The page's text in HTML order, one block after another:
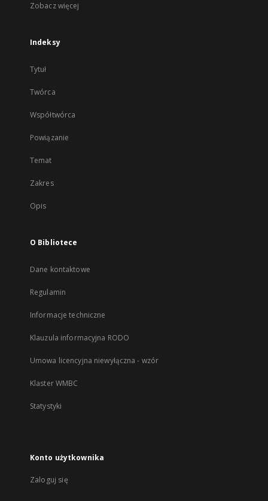
Zobacz więcej
Indeksy
Tytuł
Twórca
Współtwórca
Powiązanie
Temat
Zakres
Opis
O Bibliotece
Dane kontaktowe
Regulamin
Informacje techniczne
Klauzula informacyjna RODO
Umowa licencyjna niewyłączna - wzór
Klaster WMBC
Statystyki
Konto użytkownika
Zaloguj się